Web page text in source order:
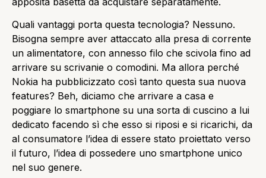
Quali vantaggi porta questa tecnologia? Nessuno.
Bisogna sempre aver attaccato alla presa di corrente
un alimentatore, con annesso filo che scivola fino ad
arrivare su scrivanie o comodini. Ma allora perché
Nokia ha pubblicizzato così tanto questa sua nuova
features? Beh, diciamo che arrivare a casa e
poggiare lo smartphone su una sorta di cuscino a lui
dedicato facendo sì che esso si riposi e si ricarichi, da
al consumatore l’idea di essere stato proiettato verso
il futuro, l’idea di possedere uno smartphone unico
nel suo genere.